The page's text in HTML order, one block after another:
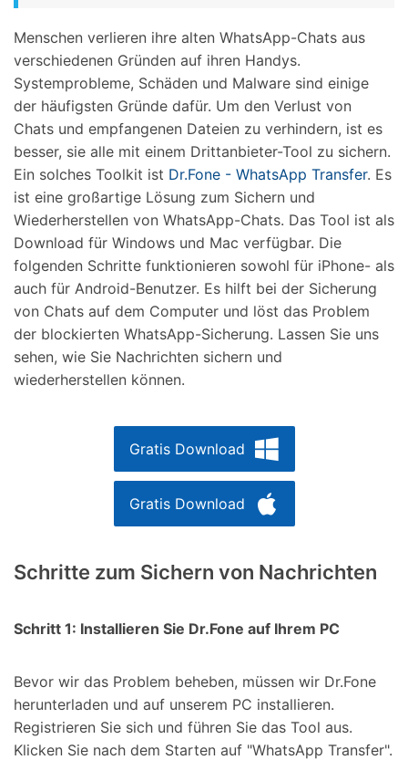
Menschen verlieren ihre alten WhatsApp-Chats aus
verschiedenen Gründen auf ihren Handys.
Systemprobleme, Schäden und Malware sind einige
der häufigsten Gründe dafür. Um den Verlust von
Chats und empfangenen Dateien zu verhindern, ist es
besser, sie alle mit einem Drittanbieter-Tool zu sichern.
Ein solches Toolkit ist Dr.Fone - WhatsApp Transfer. Es
ist eine großartige Lösung zum Sichern und
Wiederherstellen von WhatsApp-Chats. Das Tool ist als
Download für Windows und Mac verfügbar. Die
folgenden Schritte funktionieren sowohl für iPhone- als
auch für Android-Benutzer. Es hilft bei der Sicherung
von Chats auf dem Computer und löst das Problem
der blockierten WhatsApp-Sicherung. Lassen Sie uns
sehen, wie Sie Nachrichten sichern und
wiederherstellen können.
Gratis Download
Gratis Download
Schritte zum Sichern von Nachrichten
Schritt 1: Installieren Sie Dr.Fone auf Ihrem PC
Bevor wir das Problem beheben, müssen wir Dr.Fone
herunterladen und auf unserem PC installieren.
Registrieren Sie sich und führen Sie das Tool aus.
Klicken Sie nach dem Starten auf "WhatsApp Transfer".